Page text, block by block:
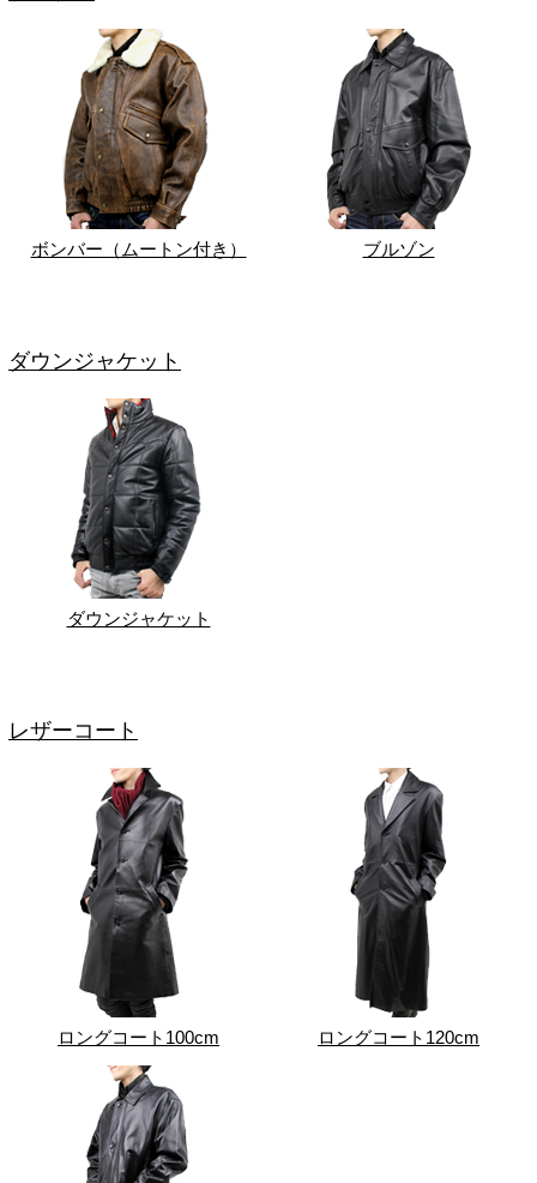
ボンバー（ムートン付き） ブルゾン
ダウンジャケット
ダウンジャケット
レザーコート
ロングコート100cm ロングコート120cm